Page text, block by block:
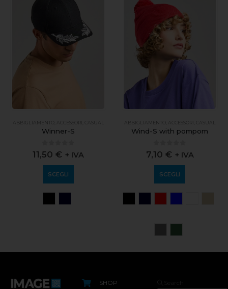
ABBIGLIAMENTO ACCESSORI CASUAL
Winner-S
0 out of 5
11,50 € + IVA
SCEGLI
ABBIGLIAMENTO ACCESSORI CASUAL
Wind-S with pompom
0 out of 5
7,10 € + IVA
SCEGLI
SHOP